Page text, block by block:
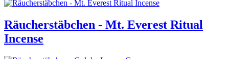
Räucherstäbchen - Mt. Everest Ritual
Incense